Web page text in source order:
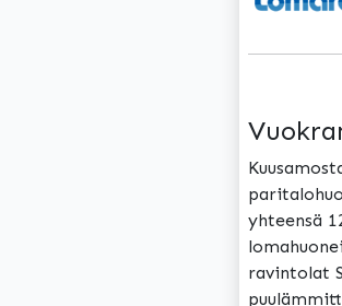
yhteensä
ravintolat